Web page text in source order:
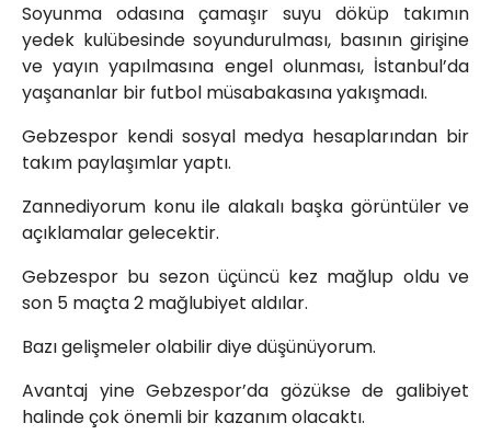
Soyunma odasına çamaşır suyu döküp takımın
yedek kulübesinde soyundurulması, basının girişine
ve yayın yapılmasına engel olunması, İstanbul’da
yaşananlar bir futbol müsabakasına yakışmadı.
Gebzespor kendi sosyal medya hesaplarından bir
takım paylaşımlar yaptı.
Zannediyorum konu ile alakalı başka görüntüler ve
açıklamalar gelecektir.
Gebzespor bu sezon üçüncü kez mağlup oldu ve
son 5 maçta 2 mağlubiyet aldılar.
Bazı gelişmeler olabilir diye düşünüyorum.
Avantaj yine Gebzespor’da gözükse de galibiyet
halinde çok önemli bir kazanım olacaktı.